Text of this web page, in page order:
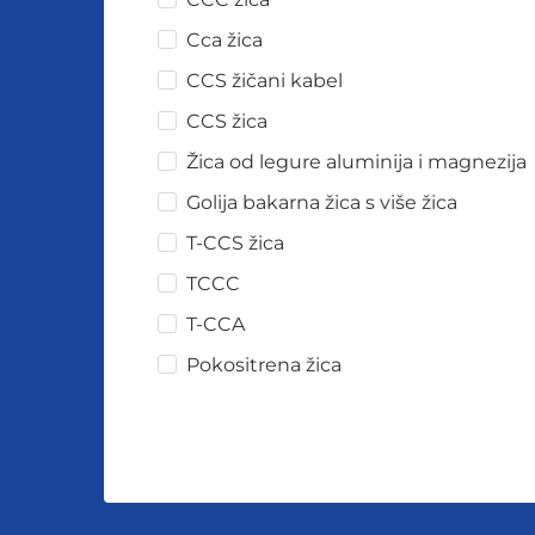
Cca žica
CCS žičani kabel
CCS žica
Žica od legure aluminija i magnezija
Golija bakarna žica s više žica
T-CCS žica
TCCC
T-CCA
Pokositrena žica